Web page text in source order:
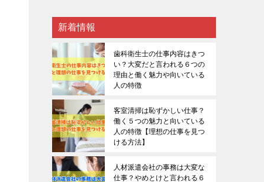
新着情報
歯科衛生士の仕事内容はきつ
い？大変だと言われる６つの
理由と働く魅力や向いている
人の特徴
客室清掃は恥ずかしい仕事？
働く５つの魅力と向いている
人の特徴【理想の仕事を見つ
ける方法】
人材派遣会社の事務は大変な
仕事？やめとけと言われる６